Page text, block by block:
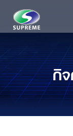
ค้นหาในเว็บไซต์
กิ